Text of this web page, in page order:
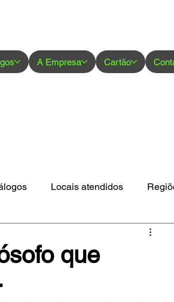
A Empresa Cartão
Locais atendidos
que